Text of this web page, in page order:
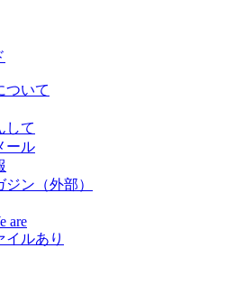
ついて
して
ール
ン（外部）
are
イルあり